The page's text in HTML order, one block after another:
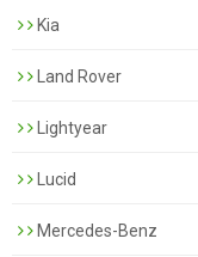
Kia
Land Rover
Lightyear
Lucid
Mercedes-Benz